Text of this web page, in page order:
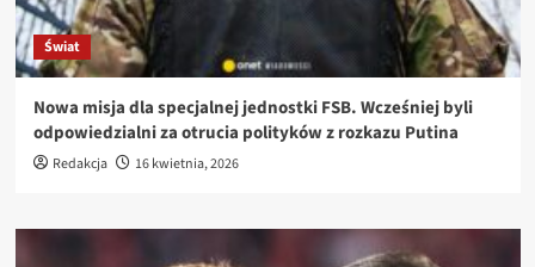
Świat
Nowa misja dla specjalnej jednostki FSB. Wcześniej byli
odpowiedzialni za otrucia polityków z rozkazu Putina
Redakcja 16 kwietnia, 2026